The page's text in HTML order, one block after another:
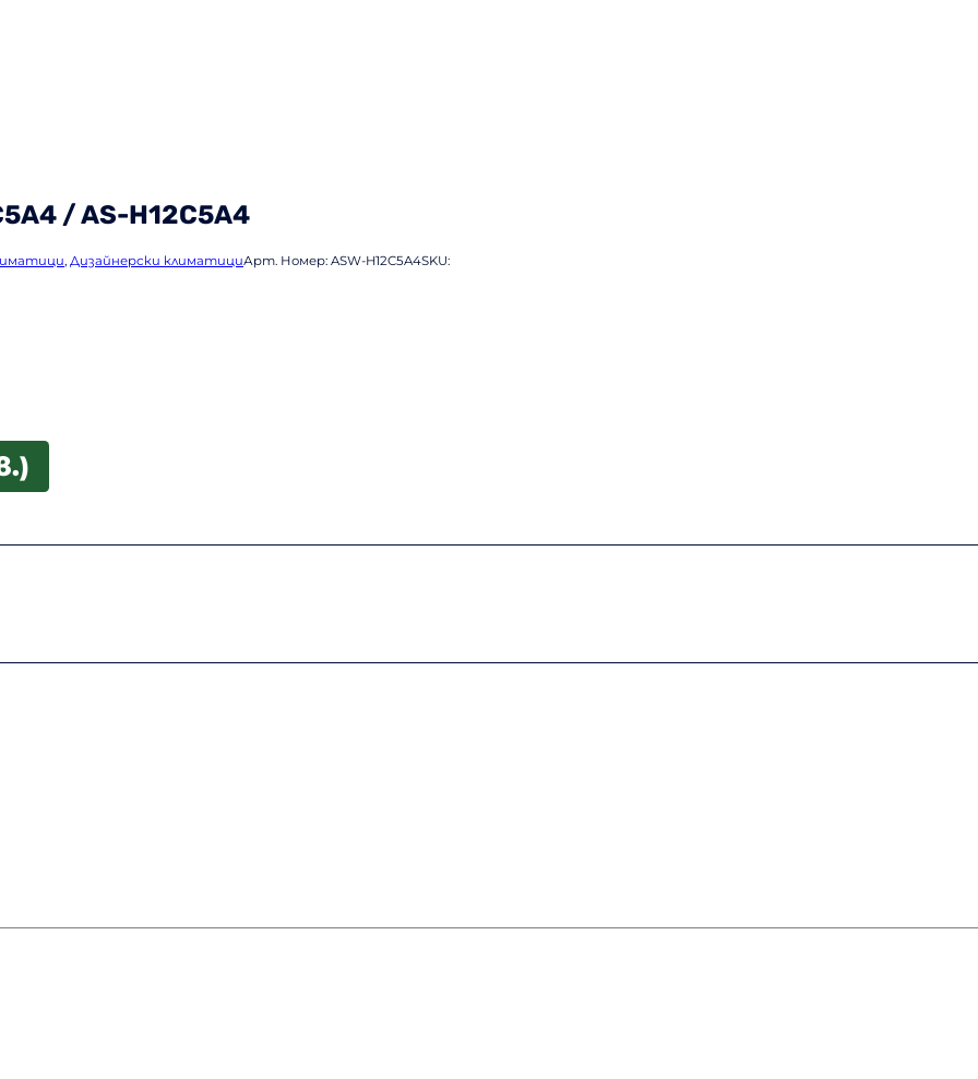
/ AS-H12C5A4
, Дизайнерски климатициАрт. Номер: ASW-H12C5A4SKU: